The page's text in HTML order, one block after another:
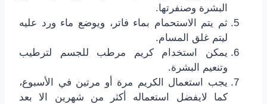
البشرة وصنفرتها.
ثم يتم الاستحمام بماء فاتر، ويوضع ماء ورد عليه
ليتم غلق المسام.
يمكن استخدام كريم مرطب للجسم لترطيب
وتنعيم البشرة.
يجب استعمال الكريم مرة أو مرتين في الأسبوع،
كما لايفضل استعماله أكثر من شهرين الا بعد